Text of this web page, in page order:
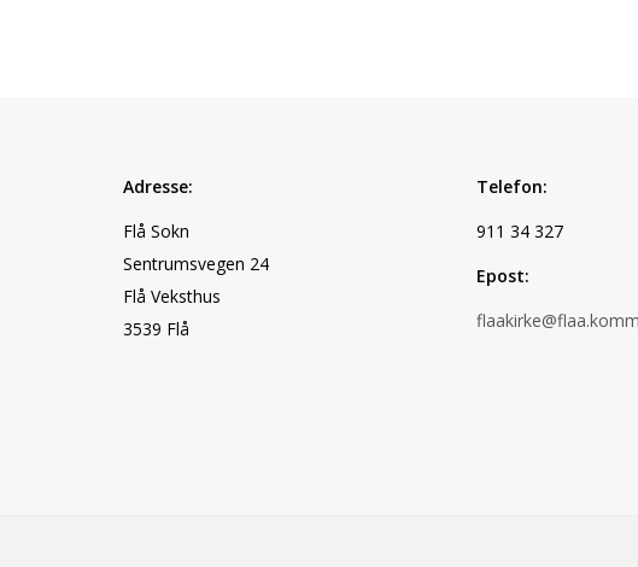
Adresse:
Flå Sokn
Sentrumsvegen 24
Flå Veksthus
3539 Flå
Telefon:
911 34 327
Epost: